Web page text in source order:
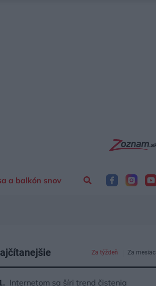
a balkón snov
Za týždeň Za mesiac
Internetom sa šíri trend čistenia